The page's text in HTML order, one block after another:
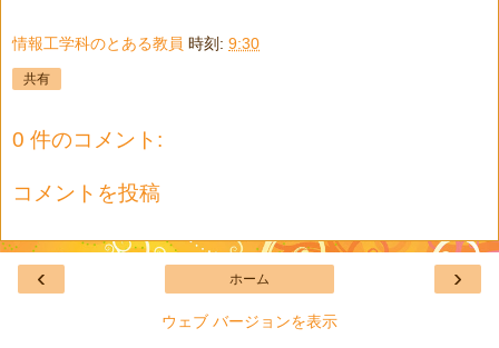
情報工学科のとある教員 時刻: 9:30
共有
0 件のコメント:
コメントを投稿
‹ ›
ホーム
ウェブ バージョンを表示